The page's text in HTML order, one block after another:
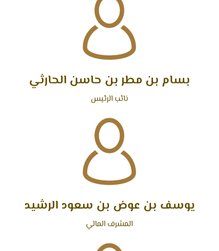
بسام بن مطر بن حاسن الحارثي
نائب الرئيس
يوسف بن عوض بن سعود الرشيد
المشرف المالي